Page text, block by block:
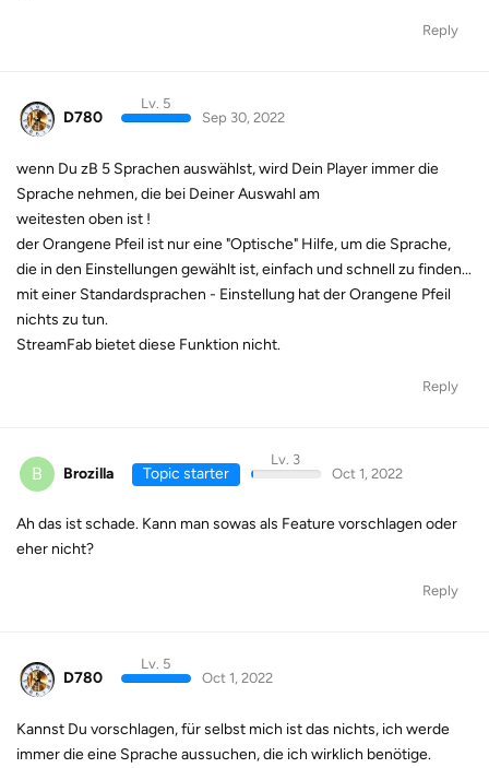
Reply
D780
Lv. 5
Sep 30, 2022
wenn Du zB 5 Sprachen auswählst, wird Dein Player immer die
Sprache nehmen, die bei Deiner Auswahl am
weitesten oben ist !
der Orangene Pfeil ist nur eine "Optische" Hilfe, um die Sprache,
die in den Einstellungen gewählt ist, einfach und schnell zu finden...
mit einer Standardsprachen - Einstellung hat der Orangene Pfeil
nichts zu tun.
StreamFab bietet diese Funktion nicht.
Reply
B Brozilla Topic starter
Lv. 3
Oct 1, 2022
Ah das ist schade. Kann man sowas als Feature vorschlagen oder
eher nicht?
Reply
D780
Lv. 5
Oct 1, 2022
Kannst Du vorschlagen, für selbst mich ist das nichts, ich werde
immer die eine Sprache aussuchen, die ich wirklich benötige.